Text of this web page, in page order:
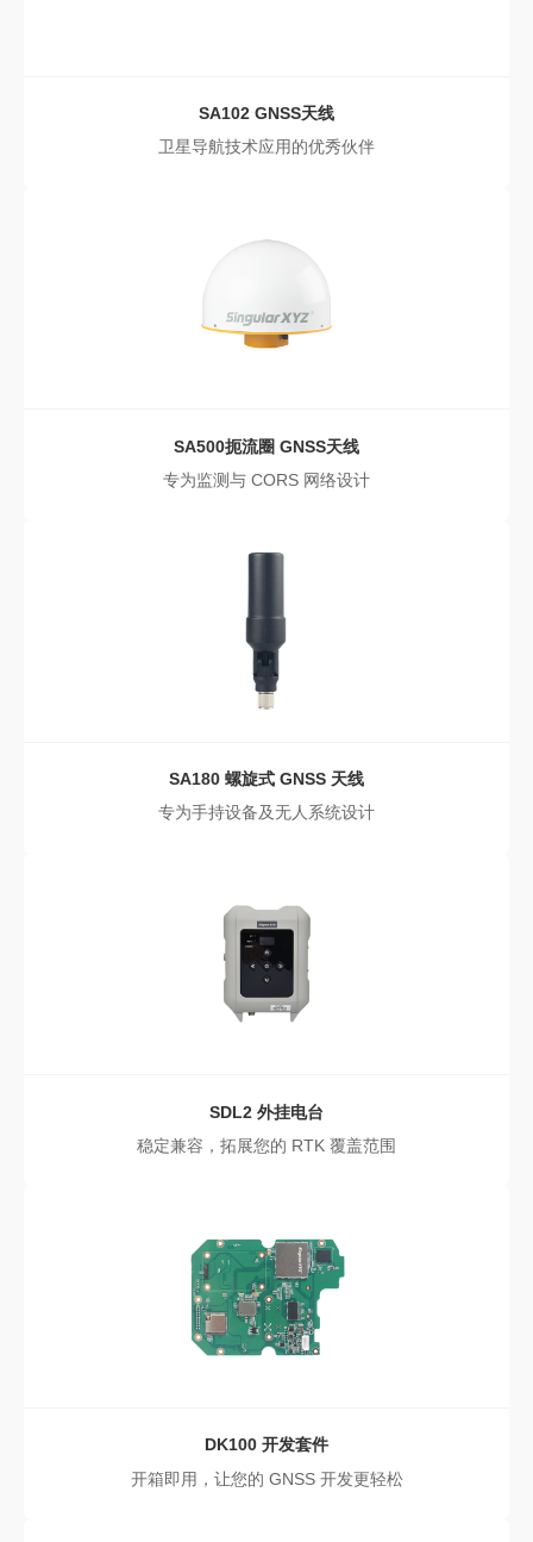
SA102 GNSS天线
卫星导航技术应用的优秀伙伴
SA500扼流圈 GNSS天线
专为监测与 CORS 网络设计
SA180 螺旋式 GNSS 天线
专为手持设备及无人系统设计
SDL2 外挂电台
稳定兼容，拓展您的 RTK 覆盖范围
DK100 开发套件
开箱即用，让您的 GNSS 开发更轻松